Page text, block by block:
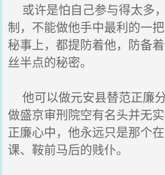
或许是怕自己参与得太多
制，不能做他手中最利的一
秘事上，都提防着他，防备
丝半点的秘密。
他可以做元安县替范正廉
做盛京审刑院空有名头并无
正廉心中，他永远只是那个
课、鞍前马后的贱仆。